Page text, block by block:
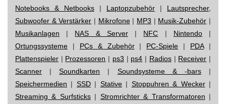
Notebooks & Netbooks | Laptopzubehör | Lautsprecher,
Subwoofer & Verstärker | Mikrofone| MP3 | Musik-Zubehör |
Musikanlagen | NAS & Server| NFC | Nintendo|
Ortungssysteme | PCs & Zubehör| PC-Spiele | PDA|
Plattenspieler | Prozessoren | ps3 | ps4 | Radios| Receiver |
Scanner |Soundkarten | Soundsysteme & -bars|
Speichermedien | SSD| Stative| Stoppuhren & Wecker|
Streaming & Surfsticks| Stromrichter & Transformatoren |